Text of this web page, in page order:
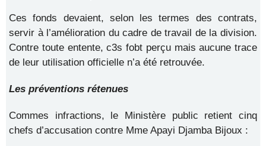
Ces fonds devaient, selon les termes des contrats,
servir à l’amélioration du cadre de travail de la division.
Contre toute entente, c3s fobt perçu mais aucune trace
de leur utilisation officielle n’a été retrouvée.
Les préventions rétenues
Commes infractions, le Ministère public retient cinq
chefs d’accusation contre Mme Apayi Djamba Bijoux :